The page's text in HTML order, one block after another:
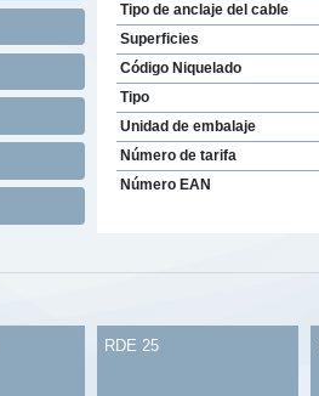
Tipo de anclaje del cable
Superficies
Código Niquelado
Tipo
Unidad de embalaje
Número de tarifa
Número EAN
RDE 25